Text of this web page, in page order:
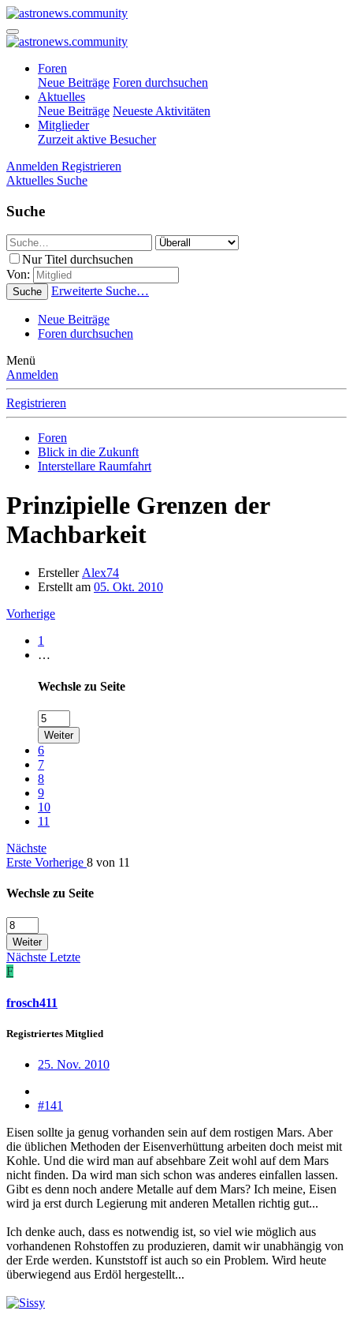
Foren
Neue Beiträge Foren durchsuchen
Aktuelles
Neue Beiträge Neueste Aktivitäten
Mitglieder
Zurzeit aktive Besucher
Anmelden Registrieren
Aktuelles Suche
Suche
Nur Titel durchsuchen
Von:
Suche Erweiterte Suche…
Neue Beiträge
Foren durchsuchen
Menü
Anmelden
Registrieren
Foren
Blick in die Zukunft
Interstellare Raumfahrt
Prinzipielle Grenzen der
Machbarkeit
Ersteller Alex74
Erstellt am 05. Okt. 2010
Vorherige
1
…
Wechsle zu Seite
Weiter
6
7
8
9
10
11
Nächste
Erste Vorherige 8 von 11
Wechsle zu Seite
Weiter
Nächste Letzte
F
frosch411
Registriertes Mitglied
25. Nov. 2010
#141
Eisen sollte ja genug vorhanden sein auf dem rostigen Mars. Aber
die üblichen Methoden der Eisenverhüttung arbeiten doch meist mit
Kohle. Und die wird man auf absehbare Zeit wohl auf dem Mars
nicht finden. Da wird man sich schon was anderes einfallen lassen.
Gibt es denn noch andere Metalle auf dem Mars? Ich meine, Eisen
wird ja erst durch Legierung mit anderen Metallen richtig gut...
Ich denke auch, dass es notwendig ist, so viel wie möglich aus
vorhandenen Rohstoffen zu produzieren, damit wir unabhängig von
der Erde werden. Kunststoff ist auch so ein Problem. Wird heute
überwiegend aus Erdöl hergestellt...